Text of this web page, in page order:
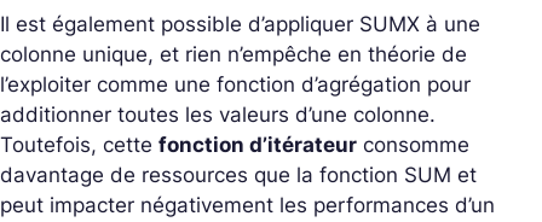
Il est également possible d’appliquer SUMX à une
colonne unique, et rien n’empêche en théorie de
l’exploiter comme une fonction d’agrégation pour
additionner toutes les valeurs d’une colonne.
Toutefois, cette fonction d’itérateur consomme
davantage de ressources que la fonction SUM et
peut impacter négativement les performances d’un